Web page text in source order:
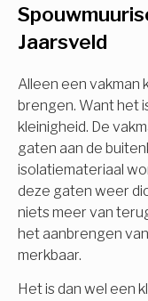
Jaarsveld
Alleen een vakman
brengen. Want het
kleinigheid. De
gaten aan de
isolatiemateriaal
deze gaten weer
niets meer van
het aanbrengen
merkbaar.
Het is dan wel een